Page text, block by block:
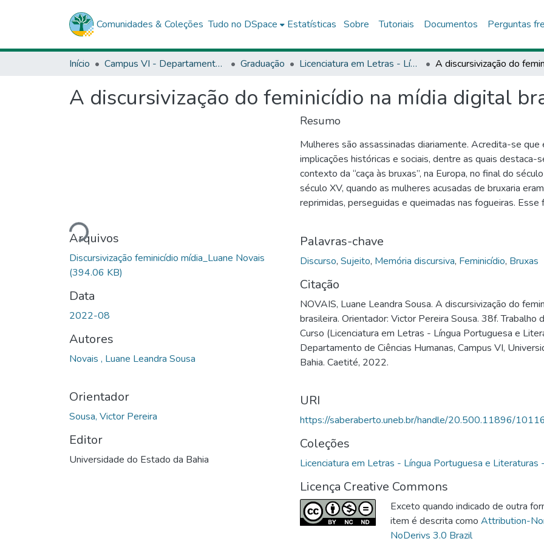
Comunidades & Coleções Tudo no DSpace Estatísticas Sobre Tutoriais Documentos Perguntas
Início Campus VI - Departamento de Ciências Humanas (DCH) - Caetité Graduação Licenciatura em Letras - Língua Portuguesa e Literaturas - DCH6
A discursivização do feminicídio na mídia digital
Carregando...
Arquivos
Discursivização feminicídio mídia_Luane Novais
(394.06 KB)
Data
2022-08
Autores
Novais , Luane Leandra Sousa
Orientador
Sousa, Victor Pereira
Editor
Universidade do Estado da Bahia
Resumo
Mulheres são assassinadas diariamente. Acredita-se
implicações históricas e sociais, dentre as quais destaca-
contexto da “caça às bruxas”, na Europa, no final do
século XV, quando as mulheres acusadas de bruxaria
reprimidas, perseguidas e queimadas nas fogueiras. Esse
metodologia, esta pesquisa amparou-se na área da
orientação francesa. As teorias em torno do discurso
diversas teorias e conceitos, bem como oferece as
Nesse campo científico, segundo Orlandi (2015), há dois
constroem a metodologia de pesquisa: dispositivos
modo, esta pesquisa busca analisar a discursivização do
partir de casos reais repercutidos na mídia digital na
para atingir seus objetivos propostos, recorreu-se,
perseguição às bruxas consoante Federici (2019); e sobre
de Pasinato (2011). Especificamente, busca-se discutir
feminicídio atualiza uma memória discursiva presente no
feiticeiras e analisar os efeitos de sentido que emergem
investigação na mídia digital. Depreende-se que O
a partir de uma perspectiva ou abordagem discursiva,
e aprofundamento sobre o período da caça às bruxas e
mudanças dos discursos que alimentam os estereótipos
mulher.
Palavras-chave
Discurso, Sujeito, Memória discursiva, Feminicídio, Bruxas
Citação
NOVAIS, Luane Leandra Sousa. A discursivização do
brasileira. Orientador: Victor Pereira Sousa. 38f. Trabalho
Curso (Licenciatura em Letras - Língua Portuguesa e
Departamento de Ciências Humanas, Campus VI,
Bahia. Caetité, 2022.
URI
https://saberaberto.uneb.br/handle/20.500.11896/
Coleções
Licenciatura em Letras - Língua Portuguesa e Literaturas
Licença Creative Commons
Exceto quando indicado de outra
item é descrita como Attribution-
NoDerivs 3.0 Brazil